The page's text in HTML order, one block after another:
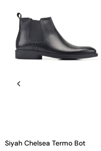
Siyah Chelsea Termo Bot